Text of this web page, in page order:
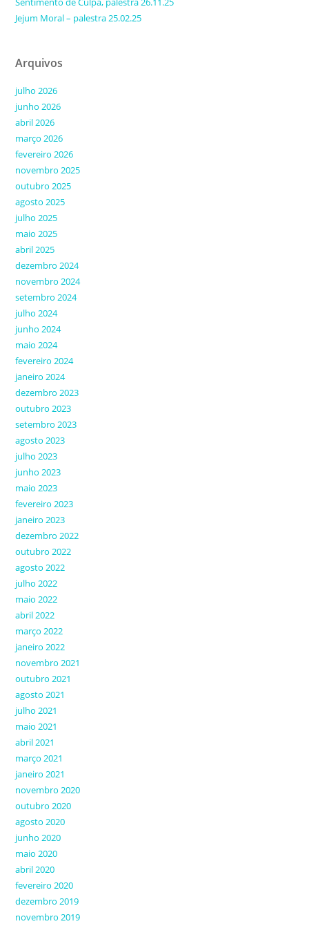
Jejum Moral – palestra 25.02.25
Arquivos
julho 2026
junho 2026
abril 2026
março 2026
fevereiro 2026
novembro 2025
outubro 2025
agosto 2025
julho 2025
maio 2025
abril 2025
dezembro 2024
novembro 2024
setembro 2024
julho 2024
junho 2024
maio 2024
fevereiro 2024
janeiro 2024
dezembro 2023
outubro 2023
setembro 2023
agosto 2023
julho 2023
junho 2023
maio 2023
fevereiro 2023
janeiro 2023
dezembro 2022
outubro 2022
agosto 2022
julho 2022
maio 2022
abril 2022
março 2022
janeiro 2022
novembro 2021
outubro 2021
agosto 2021
julho 2021
maio 2021
abril 2021
março 2021
janeiro 2021
novembro 2020
outubro 2020
agosto 2020
junho 2020
maio 2020
abril 2020
fevereiro 2020
dezembro 2019
novembro 2019